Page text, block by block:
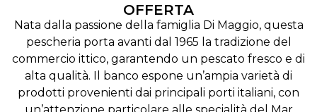
OFFERTA
Nata dalla passione della famiglia Di Maggio, questa
pescheria porta avanti dal 1965 la tradizione del
commercio ittico, garantendo un pescato fresco e di
alta qualità. Il banco espone un’ampia varietà di
prodotti provenienti dai principali porti italiani, con